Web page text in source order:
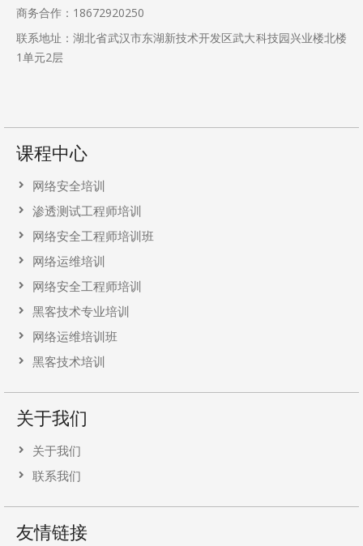
商务合作：18672920250
联系地址：湖北省武汉市东湖新技术开发区武大科技园兴业楼北楼
1单元2层
课程中心
网络安全培训
渗透测试工程师培训
网络安全工程师培训班
网络运维培训
网络安全工程师培训
黑客技术专业培训
网络运维培训班
黑客技术培训
关于我们
关于我们
联系我们
友情链接